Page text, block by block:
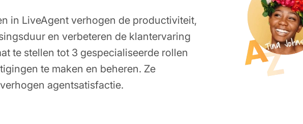
in LiveAgent verhogen de productiviteit,
en verbeteren de klantervaring
te stellen tot 3 gespecialiseerde rollen
te maken en beheren. Ze
agentsatisfactie.